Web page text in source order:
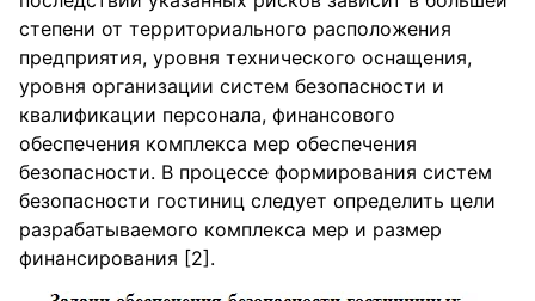
степени от территориального расположения
предприятия, уровня технического оснащения,
уровня организации систем безопасности и
квалификации персонала, финансового
обеспечения комплекса мер обеспечения
безопасности. В процессе формирования систем
безопасности гостиниц следует определить цели
разрабатываемого комплекса мер и размер
финансирования [2].